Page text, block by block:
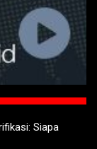
Siapa